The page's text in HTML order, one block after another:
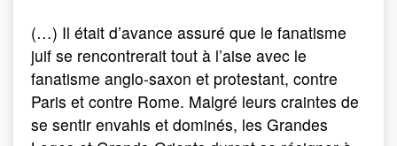
(…) Il était d’avance assuré que le fanatisme
juif se rencontrerait tout à l’aise avec le
fanatisme anglo-saxon et protestant, contre
Paris et contre Rome. Malgré leurs craintes de
se sentir envahis et dominés, les Grandes